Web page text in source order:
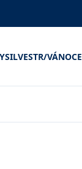
SILVESTR/VÁNOCE